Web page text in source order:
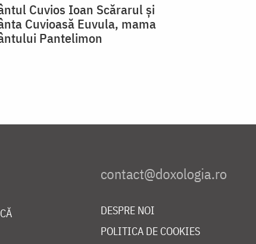
Cuvios Ioan Scărarul și
Cuvioasă Euvula, mama
Pantelimon
DESPRE NOI
POLITICA DE COOKIES